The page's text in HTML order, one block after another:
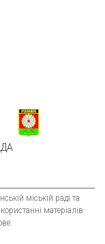
міській раді та
матеріалів